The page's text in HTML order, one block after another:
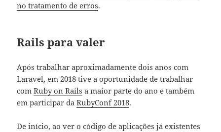
no tratamento de erros.
Rails para valer
Após trabalhar aproximadamente dois anos com
Laravel, em 2018 tive a oportunidade de trabalhar
comRuby on Rails a maior parte do ano e também
em participar daRubyConf 2018.
De início, ao ver o código de aplicações já existentes